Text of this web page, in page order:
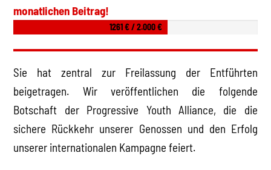
monatlichen Beitrag!
1261 € / 2.000 €
Sie hat zentral zur Freilassung der Entführten
beigetragen. Wir veröffentlichen die folgende
Botschaft der Progressive Youth Alliance, die die
sichere Rückkehr unserer Genossen und den Erfolg
unserer internationalen Kampagne feiert.